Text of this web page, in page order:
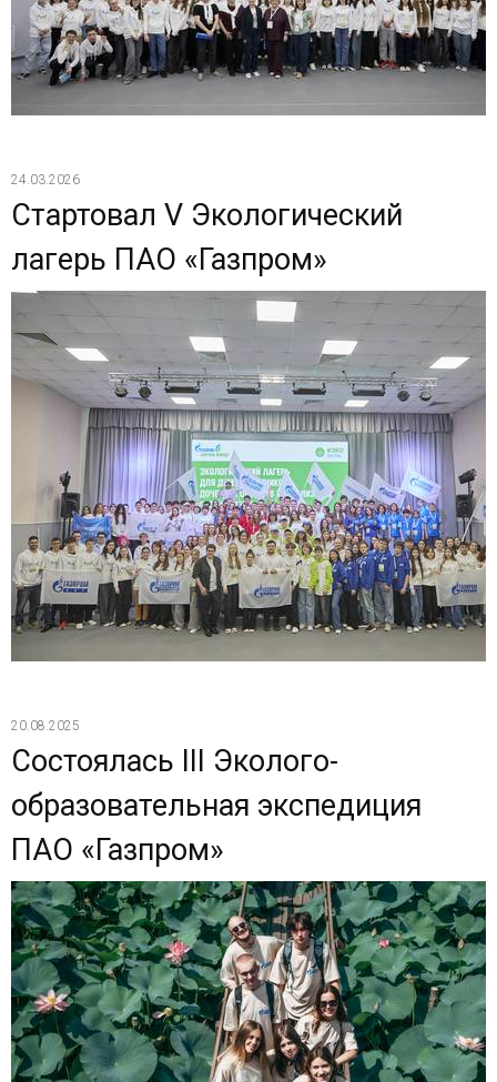
24.03.2026
Стартовал V Экологический
лагерь ПАО «Газпром»
20.08.2025
Состоялась III Эколого-
образовательная экспедиция
ПАО «Газпром»